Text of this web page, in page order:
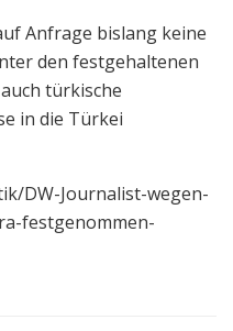
Anfrage bislang keine
den festgehaltenen
türkische
in die Türkei
DW-Journalist-wegen-
festgenommen-